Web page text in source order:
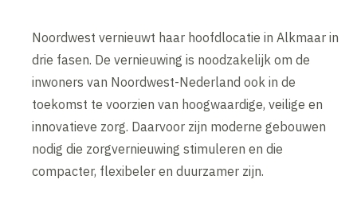
Noordwest vernieuwt haar hoofdlocatie in Alkmaar in
drie fasen. De vernieuwing is noodzakelijk om de
inwoners van Noordwest-Nederland ook in de
toekomst te voorzien van hoogwaardige, veilige en
innovatieve zorg. Daarvoor zijn moderne gebouwen
nodig die zorgvernieuwing stimuleren en die
compacter, flexibeler en duurzamer zijn.